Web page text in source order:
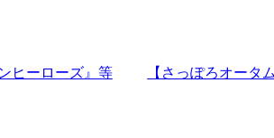
ヒーローズ』等
【さっぽろオー